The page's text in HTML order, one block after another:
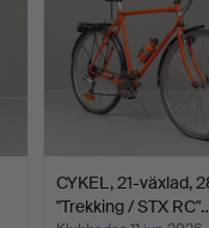
CYKEL, 21-växlad,
"Trekking / STX